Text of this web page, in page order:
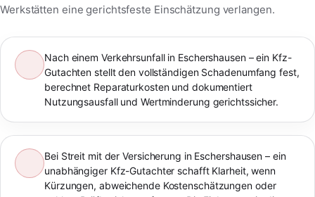
Werkstätten eine gerichtsfeste Einschätzung verlangen.
Nach einem Verkehrsunfall in Eschershausen – ein Kfz-
Gutachten stellt den vollständigen Schadenumfang fest,
berechnet Reparaturkosten und dokumentiert
Nutzungsausfall und Wertminderung gerichtssicher.
Bei Streit mit der Versicherung in Eschershausen – ein
unabhängiger Kfz-Gutachter schafft Klarheit, wenn
Kürzungen, abweichende Kostenschätzungen oder